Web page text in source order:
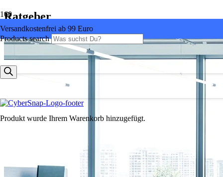
Versandkostenfrei ab 99 Euro
Products search
Produkt wurde Ihrem Warenkorb hinzugefügt.
Ratgeber